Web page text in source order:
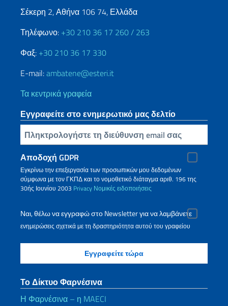
Σέκερη 2, Αθήνα 106 74, Ελλάδα
Τηλέφωνο: +30 210 36 17 260 / 263
Φαξ: +30 210 36 17 330
E-mail:ambatene@esteri.it
Τα κεντρικά γραφεία
Εγγραφείτε στο ενημερωτικό μας δελτίο
Πληκτρολογήστε τη διεύθυνση email σας
Αποδοχή GDPR
Εγκρίνω την επεξεργασία των προσωπικών μου δεδομένων
σύμφωνα με τον ΓΚΠΔ και το νομοθετικό διάταγμα αριθ. 196 της
30ής Ιουνίου 2003 Privacy Νομικές ειδοποιήσεις
Ναι, θέλω να εγγραφώ στο Newsletter για να λαμβάνετε
ενημερώσεις σχετικά με τη δραστηριότητα αυτού του γραφείου
Το Δίκτυο Φαρνέσινα
Η Φαρνέσινα – η MAECI